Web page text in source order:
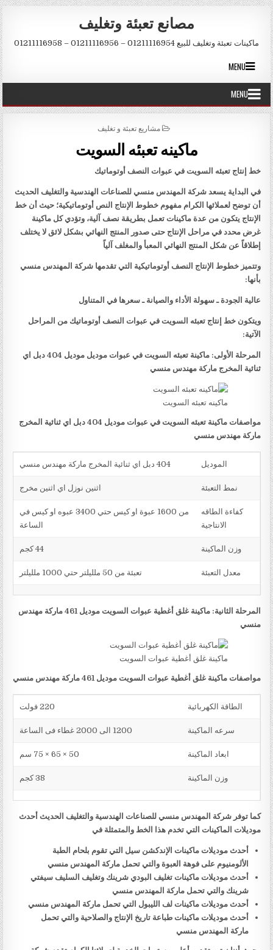
Skip to content
مصانع تعبئة وتغليف
ماكينات تعبئة وتغليف للبيع 01211116954 – 01211116956 – 01211116958
MENU
MENU
POSTED IN
مشاريع تعبئة و تغليف
ماكينه تعبئه السويت
خط إنتاج تعبئه السويت في عبوات النصف أوتوماتيك
في البداية يسعد شركة المهندس منسي للصناعات الهندسية والتغليف الحديث
أن توضح لعملائها الكرام مفهوم خطوط الإنتاج النص أوتوماتيكية؛ حيث أن خط
الإنتاج يتكون من عدة ماكينات تعمل بطريقة نصف آلية، وتؤدي كل ماكينة
غرض محدد في مراحل الإنتاج حتى صدور المنتج النهائي بشكل لائق لا يختلف
إطلاقاً عن شكل المنتج النهائي المعبأ والمغلف آلياً
وتتميز خطوط الإنتاج النصف أوتوماتيكية التي تقدمها شركة المهندس منسي
بأنها:
عالية الجودة ـ سهولة الأداء والصيانة ـ سعرها في المتناول
ويتكون خط إنتاج تعبئه السويت في عبوات النصف أوتوماتيك من المراحل
الآتية:
المرحلة الأولى: ماكينة تعبئه السويت في عبوات موديل موديل 404 دبل اي
ثنائية المخرج ماركة مهندس منسي
ماكينه تعبئه السويت
مواصفات ماكينة تعبئه السويت في عبوات موديل 404 دبل اي ثنائية المخرج
ماركة مهندس منسي
الموديل 404 دبل اي ثنائية المخرج ماركة مهندس منسي
نمط التعبئة اثنين نوزل اي اثنين مخرج
كفاءة الطاقه
الانتاجية
من 1600 عبوة او كيس حتي 3400 عبوه او كيس في
الساعة
وزن الماكينة 44 كجم
معدل التعبئة تعبئة من 50 ملليلتر حتي 1000 ملليلتر
المرحلة الثانية: ماكينة غلق أغطية عبوات السويت موديل 461 ماركة مهندس
منسي
ماكينة غلق أغطية عبوات السويت
مواصفات ماكينة غلق أغطية عبوات السويت موديل 461 ماركة مهندس منسي
الطاقة الكهربائية 220 فولت
سرعه الماكينة 1200 الى 2000 غطاء فى الساعة
ابعاد الماكينة 50 × 65 × 75 سم
وزن الماكينة 38 كجم
كما توفر شركة المهندس منسي للصناعات الهندسية والتغليف الحديث أحدث
موديلات الماكينات التي تخدم هذا الخط والمتمثلة في
أحدث موديلات ماكينات الإندكشن سيل التي تقوم بلحام الطبة
الألومنيوم على فوهة العبوة والتي تحمل ماركة المهندس منسي
أحدث موديلات ماكينات تغليف البودي شرينك وتغليف السليف سيفتي
شرينك والتي تحمل ماركة المهندس منسي
أحدث موديلات ماكينات لف الليبول التي تحمل ماركة المهندس منسي
أحدث موديلات ماكينات طباعة تاريخ الإنتاج والصلاحية والتي تحمل
ماركة المهندس منسي